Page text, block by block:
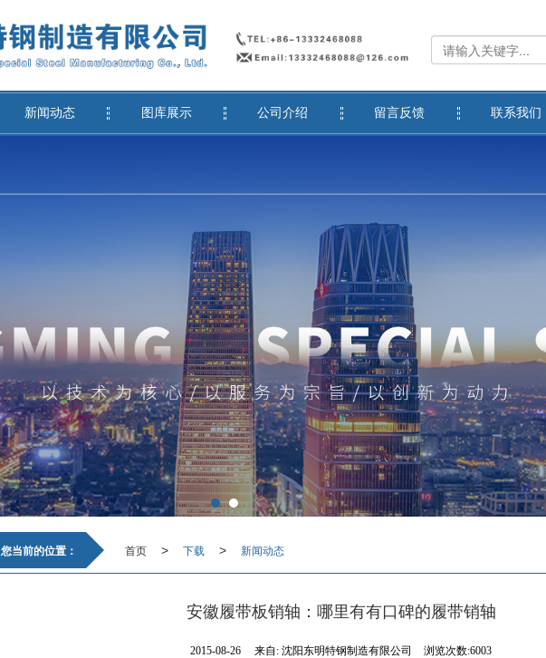
新闻动态 图库展示 公司介绍 留言反馈 联系我们
您当前的位置： 首页 > 下载 > 新闻动态
安徽履带板销轴：哪里有有口碑的履带销轴
2015-08-26 来自:沈阳东明特钢制造有限公司 浏览次数:6003